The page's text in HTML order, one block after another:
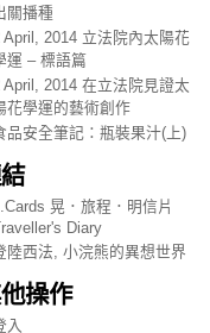
關播種
April, 2014 立法院內太陽花
運 – 標語篇
April, 2014 在立法院見證太
花學運的藝術創作
品安全筆記：瓶裝果汁(上)
晃．旅程．明信片
Diary
陸西法, 小浣熊的異想世界
操作
入